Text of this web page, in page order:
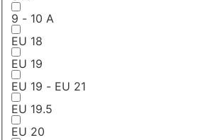
9 - 10 A
EU 18
EU 19
EU 19 - EU 21
EU 19.5
EU 20